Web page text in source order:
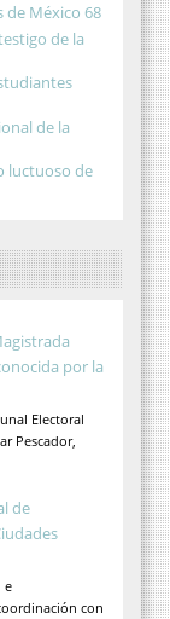
de México 68
de la
de la
luctuoso de
por la
Electoral
Pescador,
de
e
con